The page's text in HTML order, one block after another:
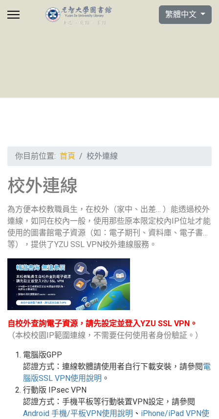
選擇你的語言
繁體中文
你目前位置: 首頁 校外連線
校外連線
為方便本校教職員生，在校外（家中、出差… ）能透過校外
連線，如同在校內一般，使用那些原本限定校內IP位址才能
使用的圖書館電子資源（如：電子期刊、資料庫、電子書…
等），提供了YZU SSL VPN校外連線服務。
自校外查詢電子資源，請先設定並登入YZU SSL VPN。
（本校校園IP範圍連線，不需要任何使用者身份驗証。）
電腦版GPP
認證方式：連線軟體請使用者自行下載安裝，請參閱電
腦版SSL VPN使用說明 。
行動版
IPsec VPN
認證方式：手機平板等行動裝置VPN設定 ，請參閱
Android 手機/平板VPN使用說明 、 iPhone/iPad VPN使